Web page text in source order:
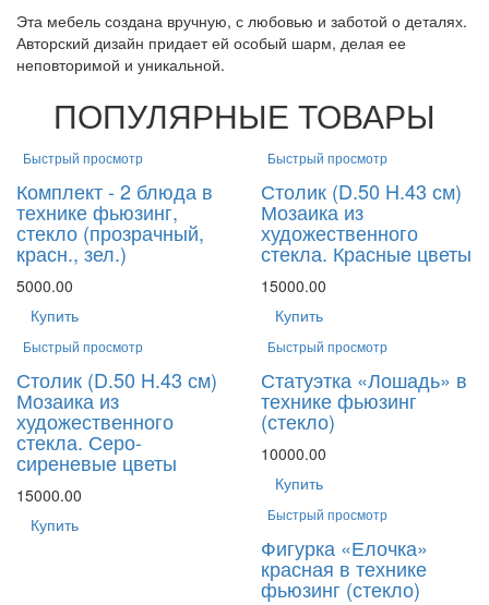
Эта мебель создана вручную, с любовью и заботой о деталях.
Авторский дизайн придает ей особый шарм, делая ее
неповторимой и уникальной.
ПОПУЛЯРНЫЕ ТОВАРЫ
Быстрый просмотр
Комплект - 2 блюда в
технике фьюзинг,
стекло (прозрачный,
красн., зел.)
5000.00
Купить
Быстрый просмотр
Столик (D.50 H.43 см)
Мозаика из
художественного
стекла. Красные цветы
15000.00
Купить
Быстрый просмотр
Столик (D.50 H.43 см)
Мозаика из
художественного
стекла. Серо-
сиреневые цветы
15000.00
Купить
Быстрый просмотр
Статуэтка «Лошадь» в
технике фьюзинг
(стекло)
10000.00
Купить
Быстрый просмотр
Фигурка «Елочка»
красная в технике
фьюзинг (стекло)